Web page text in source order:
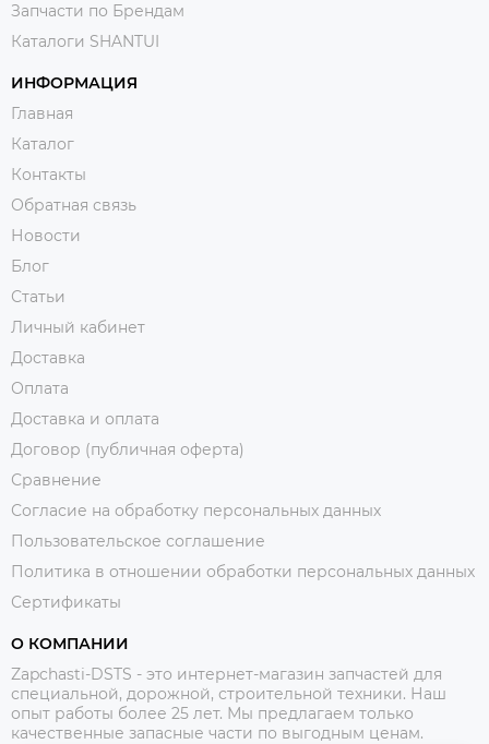
Запчасти по Брендам
Каталоги SHANTUI
ИНФОРМАЦИЯ
Главная
Каталог
Контакты
Обратная связь
Новости
Блог
Статьи
Личный кабинет
Доставка
Оплата
Доставка и оплата
Договор (публичная оферта)
Сравнение
Согласие на обработку персональных данных
Пользовательское соглашение
Политика в отношении обработки персональных данных
Сертификаты
О КОМПАНИИ
Zapchasti-DSTS - это интернет-магазин запчастей для
специальной, дорожной, строительной техники. Наш
опыт работы более 25 лет. Мы предлагаем только
качественные запасные части по выгодным ценам.